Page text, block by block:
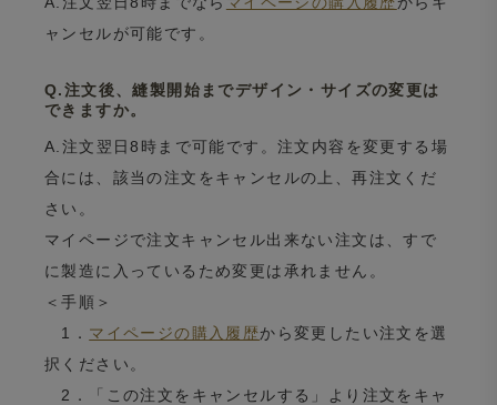
ャンセルが可能です。
Q.注文後、縫製開始までデザイン・サイズの変更は
できますか。
A.注文翌日8時まで可能です。注文内容を変更する場
合には、該当の注文をキャンセルの上、再注文くだ
さい。
マイページで注文キャンセル出来ない注文は、すで
に製造に入っているため変更は承れません。
＜手順＞
1． マイページの購入履歴から変更したい注文を選
択ください。
2．「この注文をキャンセルする」より注文をキャ